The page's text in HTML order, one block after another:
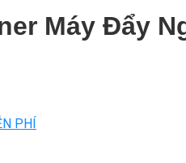
Máy Đẩy
PHÍ